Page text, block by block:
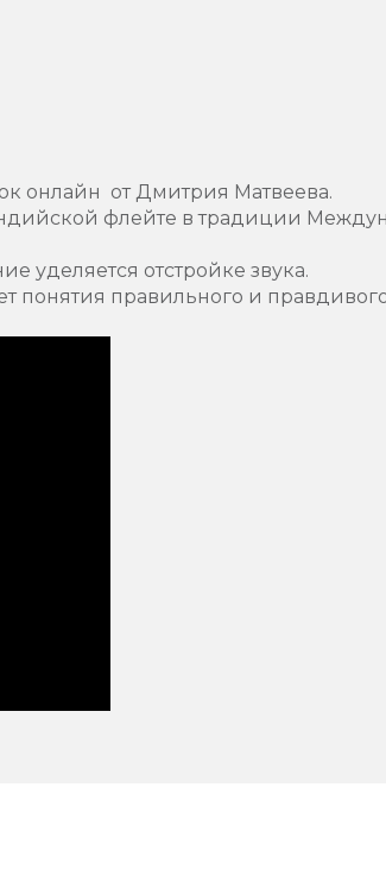
онлайн от Дмитрия Матвеева.
флейте в традиции
уделяется отстройке звука.
понятия правильного и правдивого